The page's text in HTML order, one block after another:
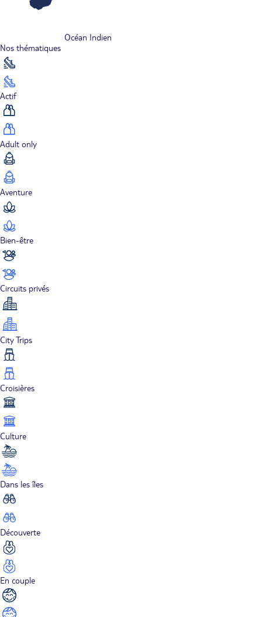
Océan Indien
Nos thématiques
Actif
Adult only
Aventure
Bien-être
Circuits privés
City Trips
Croisières
Culture
Dans les îles
Découverte
En couple